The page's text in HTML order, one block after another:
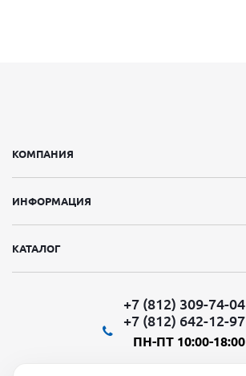
КОМПАНИЯ
ИНФОРМАЦИЯ
КАТАЛОГ
+7 (812) 309-74-04
+7 (812) 642-12-97
ПН-ПТ 10:00-18:00